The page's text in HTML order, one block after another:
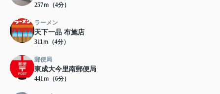
257ｍ（4分）
ラーメン
天下一品 布施店
311ｍ（4分）
郵便局
東成大今里南郵便局
441ｍ（6分）